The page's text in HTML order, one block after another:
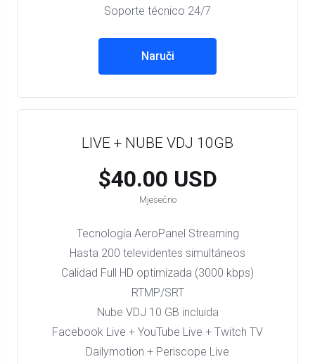
Soporte técnico 24/7
Naruči
LIVE + NUBE VDJ 10GB
$40.00 USD
Mjesečno
Tecnología AeroPanel Streaming
Hasta 200 televidentes simultáneos
Calidad Full HD optimizada (3000 kbps)
RTMP/SRT
Nube VDJ 10 GB incluida
Facebook Live + YouTube Live + Twitch TV
Dailymotion + Periscope Live